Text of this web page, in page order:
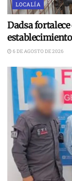
LOCALÍA
Dadsa
6 DE AGOSTO DE 2026